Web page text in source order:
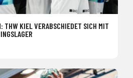
THW KIEL VERABSCHIEDET SICH MIT